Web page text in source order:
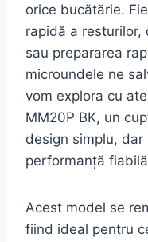
orice bucătărie.
rapidă a resturilor,
sau prepararea
microundele ne
vom explora cu
MM20P BK, un
design simplu,
performanță
Acest model se
fiind ideal pentru